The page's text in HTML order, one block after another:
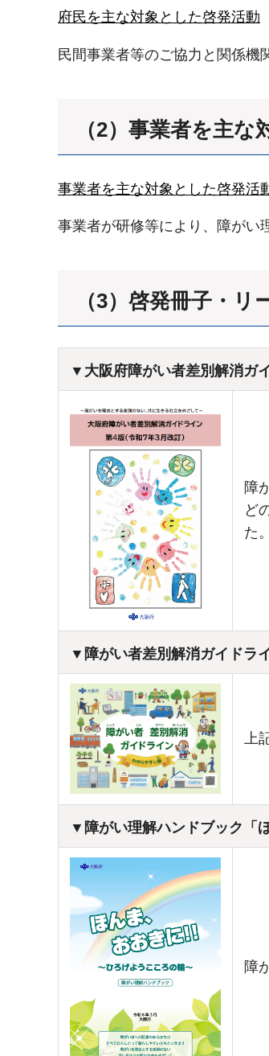
府民を主な対象とした啓発活動
民間事業者等のご協力と関係機
（2）事業者を主
事業者を主な対象とした啓発活
事業者が研修等により、障がい
（3）啓発冊子・リ
▼大阪府障がい者差別解消
障
ど
た。
▼障がい者差別解消ガイドラ
上
▼障がい理解ハンドブック「
障